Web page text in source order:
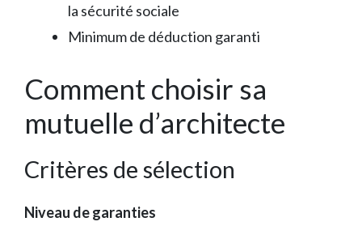
la sécurité sociale
Minimum de déduction garanti
Comment choisir sa
mutuelle d’architecte
Critères de sélection
Niveau de garanties